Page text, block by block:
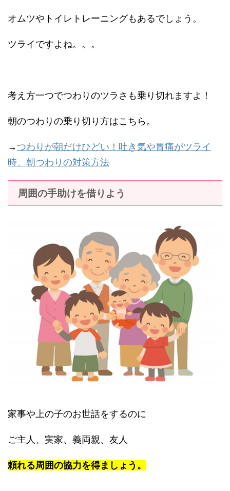
オムツやトイレトレーニングもあるでしょう。
ツライですよね。。。
考え方一つでつわりのツラさも乗り切れますよ！
朝のつわりの乗り切り方はこちら。
→つわりが朝だけひどい！吐き気や胃痛がツライ
時、朝つわりの対策方法
周囲の手助けを借りよう
家事や上の子のお世話をするのに
ご主人、実家、義両親、友人
頼れる周囲の協力を得ましょう。